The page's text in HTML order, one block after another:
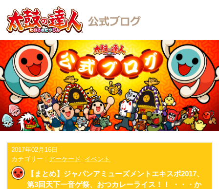
2017年02月16日
カテゴリー : アーケード イベント
【まとめ】ジャパンアミューズメントエキスポ2017、
第3回天下一音ゲ祭、おつカレーライス！！ ・・・か